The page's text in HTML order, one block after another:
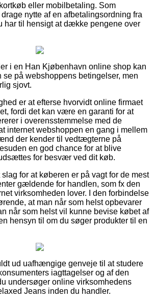
eller mobilbetaling. Som
nytte af en afbetalingsordning fra
har til hensigt at dække pengene over
i en Han Kjøbenhavn online shop kan
se på webshoppens betingelser, men
sjovt.
er at efterse hvorvidt online firmaet
fordi det kan være en garanti for at
i overensstemmelse med de
internet webshoppen en gang i mellem
der kender til vedtægterne på
en god chance for at blive
for besvær ved dit køb.
for at køberen er på vagt for de mest
gældende for handlen, som fx den
virksomheden lover. I den forbindelse
at man når som helst opbevarer
når som helst vil kunne bevise købet af
hensyn til om du søger produkter til en
ud uafhængige genveje til at studere
iagttagelser og af den
undersøger online virksomhedens
Jeans inden du handler.